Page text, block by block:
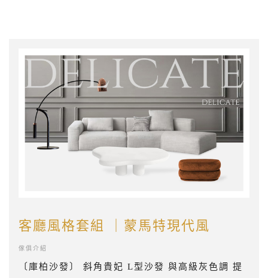
客廳風格套組 ｜蒙馬特現代風
傢俱介紹
〔庫柏沙發〕
斜角貴妃 L型沙發 與高級灰色調 提